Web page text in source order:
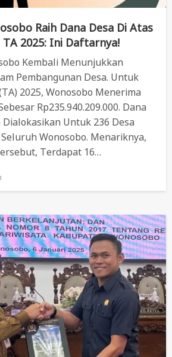
Raih Dana Desa Di Atas
TA 2025: Ini Daftarnya!
Kembali Menunjukkan
Pembangunan Desa. Untuk
2025, Wonosobo Menerima
Rp235.940.209.000. Dana
Untuk 236 Desa
Wonosobo. Menariknya,
Terdapat 16…